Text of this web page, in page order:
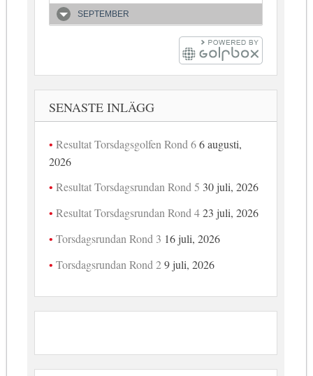
SEPTEMBER
SENASTE INLÄGG
Resultat Torsdagsgolfen Rond 6 6 augusti,
2026
Resultat Torsdagsrundan Rond 5 30 juli, 2026
Resultat Torsdagsrundan Rond 4 23 juli, 2026
Torsdagsrundan Rond 3 16 juli, 2026
Torsdagsrundan Rond 2 9 juli, 2026